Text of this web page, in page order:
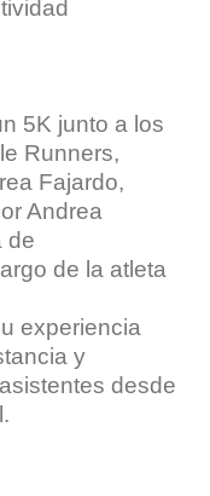
5K junto a los
Runners,
Fajardo,
Andrea
de
de la atleta
experiencia
y
desde